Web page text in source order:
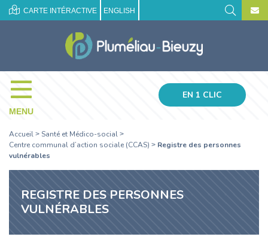
CARTE INTÉRACTIVE ENGLISH
MENU
EN 1 CLIC
Accueil > Santé et Médico-social >
Centre communal d’action sociale (CCAS) > Registre des personnes
vulnérables
REGISTRE DES PERSONNES
VULNÉRABLES